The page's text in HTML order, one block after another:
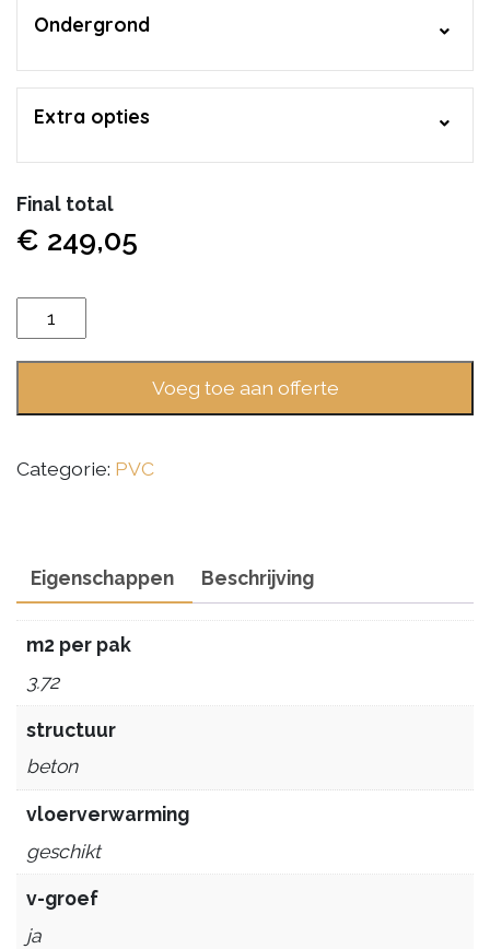
Ondergrond
Extra opties
Final total
€ 249,05
Belakos
Touchstone
20
Voeg toe aan offerte
Categorie: PVC
Eigenschappen Beschrijving
m2 per pak
3.72
structuur
beton
vloerverwarming
geschikt
v-groef
ja